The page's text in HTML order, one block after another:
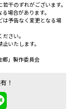
干のずれがございます。
場合があります。
は予告なく変更となる場
さい。
いたします。
郷」製作委員会
！